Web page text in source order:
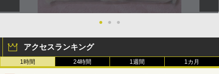
● ● ●
アクセスランキング
1時間 24時間 1週間 1カ月